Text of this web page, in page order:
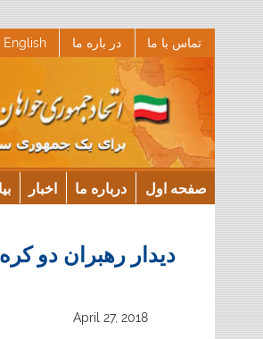
تماس با ما در باره ما English
صفحه اول درباره ما اخبار
دیدار رهبران دو
April 27, 2018